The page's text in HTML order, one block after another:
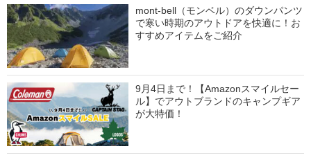
mont-bell（モンベル）のダウンパンツ
で寒い時期のアウトドアを快適に！お
すすめアイテムをご紹介
9月4日まで！【Amazonスマイルセー
ル】でアウトブランドのキャンプギア
が大特価！